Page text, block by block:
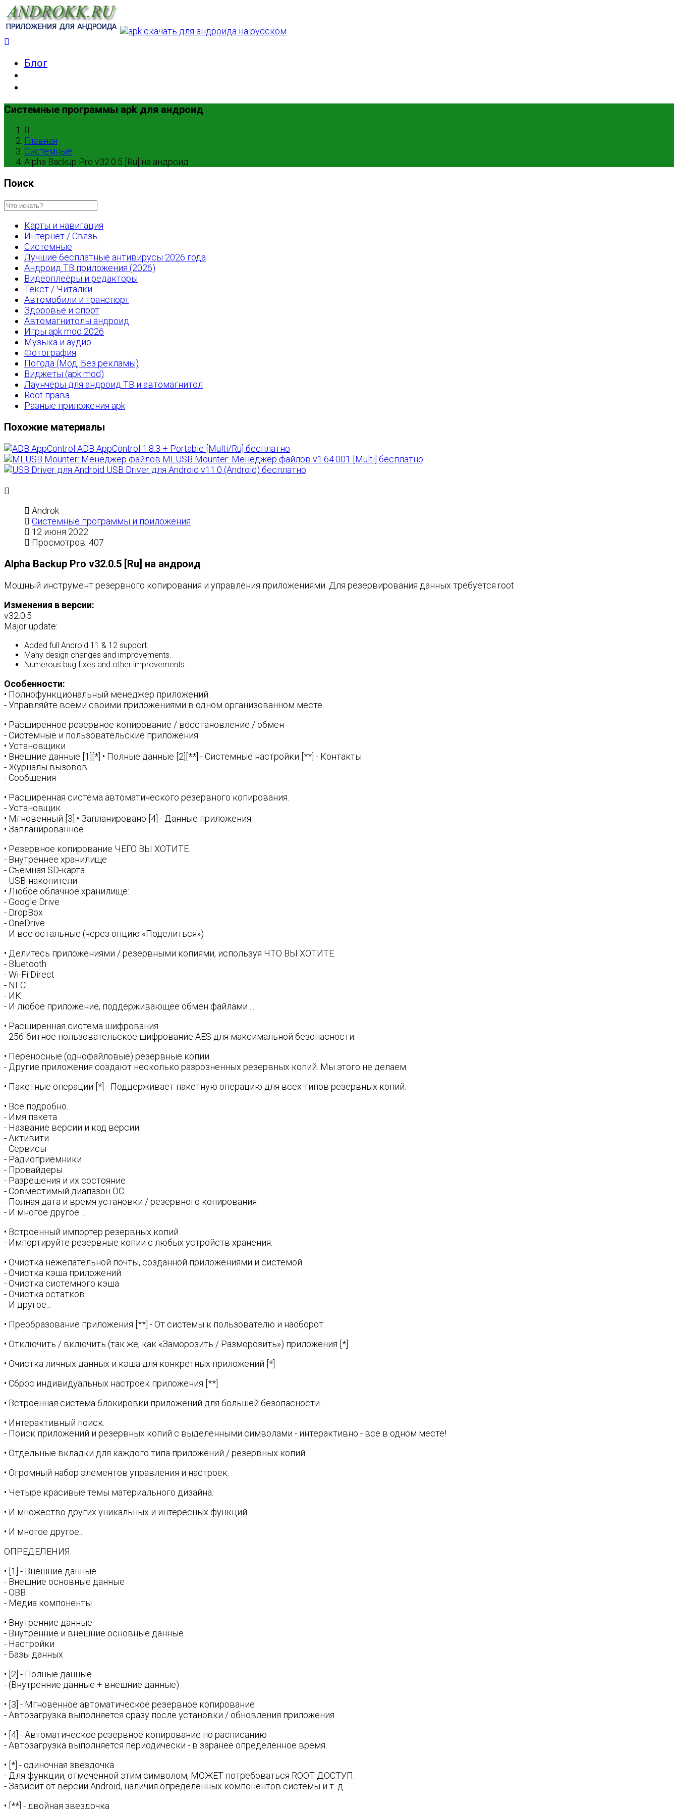
Блог
Системные программы apk для андроид
Главная
Системные
Alpha Backup Pro v32.0.5 [Ru] на андроид
Поиск
Карты и навигация
Интернет / Связь
Системные
Лучшие бесплатные антивирусы 2026 года
Андроид ТВ приложения (2026)
Видеоплееры и редакторы
Текст / Читалки
Автомобили и транспорт
Здоровье и спорт
Автомагнитолы андроид
Игры apk mod 2026
Музыка и аудио
Фотография
Погода (Мод, Без рекламы)
Виджеты (apk mod)
Лаунчеры для андроид ТВ и автомагнитол
Root права
Разные приложения apk
Похожие материалы
ADB AppControl 1.8.3 + Portable [Multi/Ru] бесплатно
MLUSB Mounter: Менеджер файлов v1.64.001 [Multi] бесплатно
USB Driver для Android v11.0 (Android) бесплатно
Androk
Системные программы и приложения
12 июня 2022
Просмотров: 407
Alpha Backup Pro v32.0.5 [Ru] на андроид
Мощный инструмент резервного копирования и управления приложениями. Для резервирования данных требуется root
Изменения в версии:
v32.0.5
Major update:
Added full Android 11 & 12 support.
Many design changes and improvements.
Numerous bug fixes and other improvements.
Особенности:
• Полнофункциональный менеджер приложений.
- Управляйте всеми своими приложениями в одном организованном месте.
• Расширенное резервное копирование / восстановление / обмен
- Системные и пользовательские приложения.
• Установщики
• Внешние данные [1][*] • Полные данные [2][**] - Системные настройки [**] - Контакты
- Журналы вызовов
- Сообщения
• Расширенная система автоматического резервного копирования.
- Установщик
• Мгновенный [3] • Запланировано [4] - Данные приложения
• Запланированное
• Резервное копирование ЧЕГО ВЫ ХОТИТЕ.
- Внутреннее хранилище
- Съемная SD-карта
- USB-накопители
• Любое облачное хранилище:
- Google Drive
- DropBox
- OneDrive
- И все остальные (через опцию «Поделиться»)
• Делитесь приложениями / резервными копиями, используя ЧТО ВЫ ХОТИТЕ.
- Bluetooth
- Wi-Fi Direct
- NFC
- ИК
- И любое приложение, поддерживающее обмен файлами ...
• Расширенная система шифрования
- 256-битное пользовательское шифрование AES для максимальной безопасности.
• Переносные (однофайловые) резервные копии.
- Другие приложения создают несколько разрозненных резервных копий. Мы этого не делаем.
• Пакетные операции [*] - Поддерживает пакетную операцию для всех типов резервных копий.
• Все подробно.
- Имя пакета
- Название версии и код версии
- Активити
- Сервисы
- Радиоприемники
- Провайдеры
- Разрешения и их состояние
- Совместимый диапазон ОС
- Полная дата и время установки / резервного копирования
- И многое другое ...
• Встроенный импортер резервных копий.
- Импортируйте резервные копии с любых устройств хранения.
• Очистка нежелательной почты, созданной приложениями и системой.
- Очистка кэша приложений
- Очистка системного кэша
- Очистка остатков
- И другое...
• Преобразование приложения [**] - От системы к пользователю и наоборот.
• Отключить / включить (так же, как «Заморозить / Разморозить») приложения [*]
• Очистка личных данных и кэша для конкретных приложений [*]
• Сброс индивидуальных настроек приложения [**]
• Встроенная система блокировки приложений для большей безопасности.
• Интерактивный поиск.
- Поиск приложений и резервных копий с выделенными символами - интерактивно - все в одном месте!
• Отдельные вкладки для каждого типа приложений / резервных копий.
• Огромный набор элементов управления и настроек.
• Четыре красивые темы материального дизайна.
• И множество других уникальных и интересных функций.
• И многое другое...
ОПРЕДЕЛЕНИЯ
• [1] - Внешние данные
- Внешние основные данные
- OBB
- Медиа компоненты
• Внутренние данные
- Внутренние и внешние основные данные
- Настройки
- Базы данных
• [2] - Полные данные
- (Внутренние данные + внешние данные)
• [3] - Мгновенное автоматическое резервное копирование
- Автозагрузка выполняется сразу после установки / обновления приложения.
• [4] - Автоматическое резервное копирование по расписанию
- Автозагрузка выполняется периодически - в заранее определенное время.
• [*] - одиночная звездочка
- Для функции, отмеченной этим символом, МОЖЕТ потребоваться ROOT ДОСТУП.
- Зависит от версии Android, наличия определенных компонентов системы и т. д.
• [**] - двойная звездочка